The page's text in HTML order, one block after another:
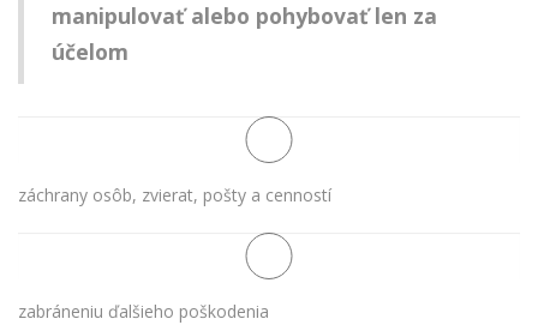
manipulovať alebo pohybovať len za
účelom
záchrany osôb, zvierat, pošty a cenností
zabráneniu ďalšieho poškodenia